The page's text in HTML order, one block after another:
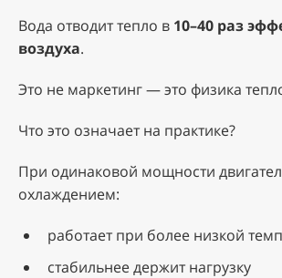
Вода отводит тепло в 10–40 раз
воздуха.
Это не маркетинг — это физика
Что это означает на практике?
При одинаковой мощности
охлаждением:
работает при более низкой
стабильнее держит нагрузку